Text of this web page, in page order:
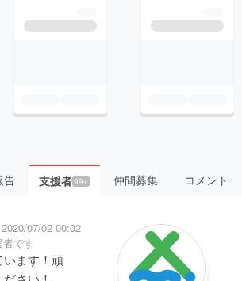
告 支援者99+ 仲間募集 コメント
2020/07/02 00:02
です
います！頑